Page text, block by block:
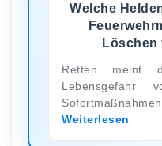
Welche
Löschen
Retten meint
Lebensgefahr
Weiterlesen